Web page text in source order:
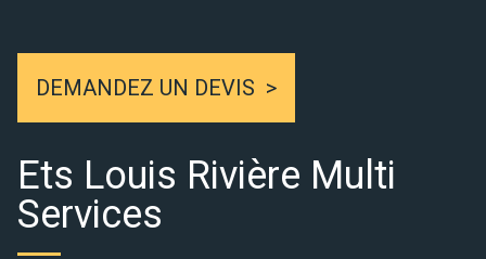
DEMANDEZ UN DEVIS
Ets Louis Rivière Multi
Services